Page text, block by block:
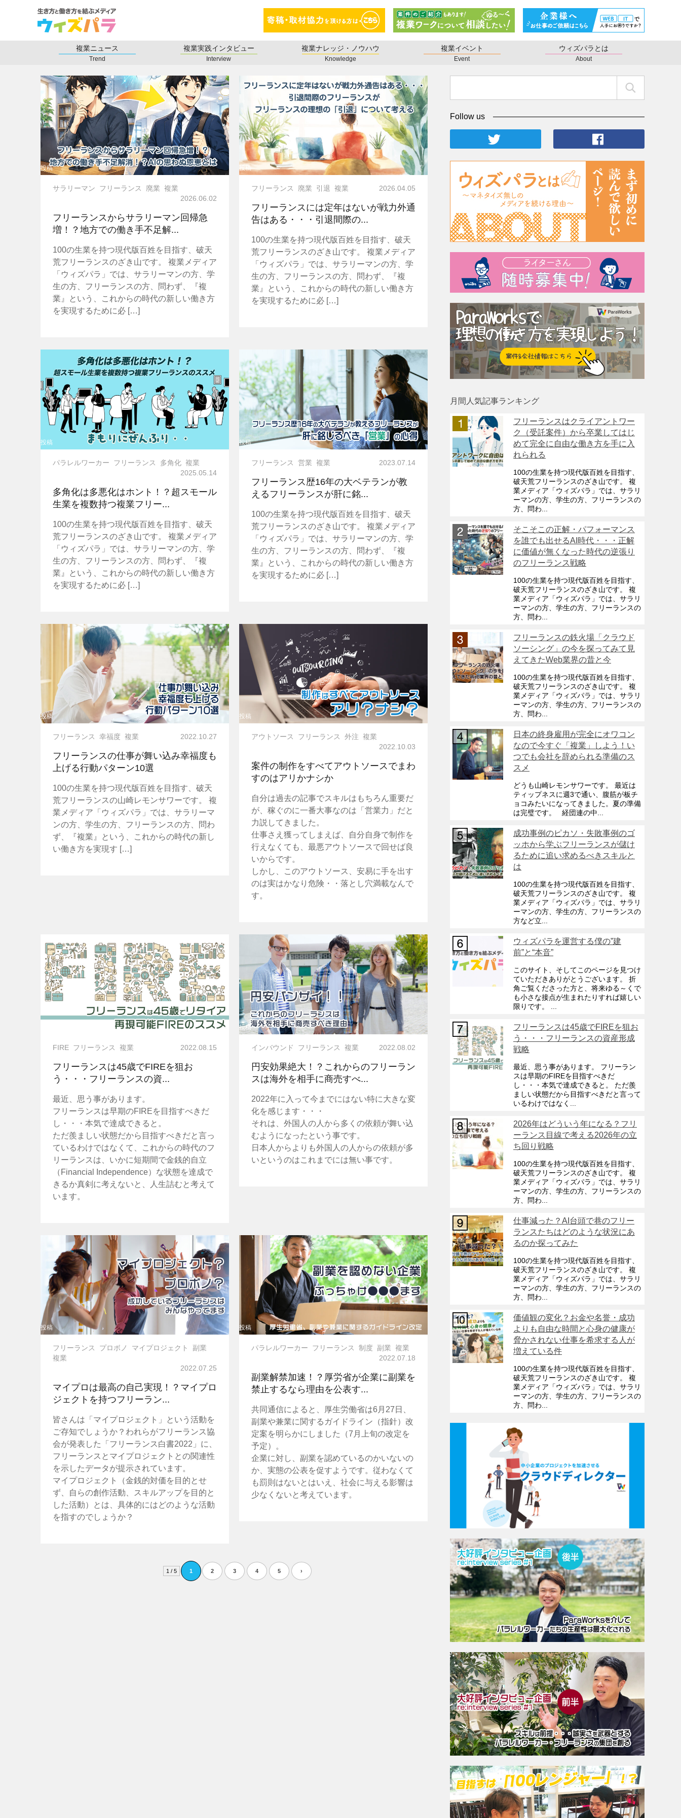
複業ニュース
Trend
複業実践インタビュー
Interview
複業ナレッジ・ノウハウ
Knowledge
複業イベント
Event
ウィズパラとは
About
投稿
サラリーマン フリーランス 廃業 複業
2026.06.02
フリーランスからサラリーマン回帰急
増！？地方での働き手不足解...
100の生業を持つ現代版百姓を目指す、破天
荒フリーランスのざき山です。 複業メディア
「ウィズパラ」では、サラリーマンの方、学
生の方、フリーランスの方、問わず、『複
業』という、これからの時代の新しい働き方
を実現するために必 […]
投稿
フリーランス 廃業 引退 複業 2026.04.05
フリーランスには定年はないが戦力外通
告はある・・・引退間際の...
100の生業を持つ現代版百姓を目指す、破天
荒フリーランスのざき山です。 複業メディア
「ウィズパラ」では、サラリーマンの方、学
生の方、フリーランスの方、問わず、『複
業』という、これからの時代の新しい働き方
を実現するために必 […]
投稿
パラレルワーカー フリーランス 多角化 複業
2025.05.14
多角化は多悪化はホント！？超スモール
生業を複数持つ複業フリー...
100の生業を持つ現代版百姓を目指す、破天
荒フリーランスのざき山です。 複業メディア
「ウィズパラ」では、サラリーマンの方、学
生の方、フリーランスの方、問わず、『複
業』という、これからの時代の新しい働き方
を実現するために必 […]
投稿
フリーランス 営業 複業 2023.07.14
フリーランス歴16年の大ベテランが教
えるフリーランスが肝に銘...
100の生業を持つ現代版百姓を目指す、破天
荒フリーランスのざき山です。 複業メディア
「ウィズパラ」では、サラリーマンの方、学
生の方、フリーランスの方、問わず、『複
業』という、これからの時代の新しい働き方
を実現するために必 […]
投稿
フリーランス 幸福度 複業 2022.10.27
フリーランスの仕事が舞い込み幸福度も
上げる行動パターン10選
100の生業を持つ現代版百姓を目指す、破天
荒フリーランスの山崎レモンサワーです。 複
業メディア「ウィズパラ」では、サラリーマ
ンの方、学生の方、フリーランスの方、問わ
ず、『複業』という、これからの時代の新し
い働き方を実現す […]
投稿
アウトソース フリーランス 外注 複業
2022.10.03
案件の制作をすべてアウトソースでまわ
すのはアリかナシか
自分は過去の記事でスキルはもちろん重要だ
が、稼ぐのに一番大事なのは「営業力」だと
力説してきました。
仕事さえ獲ってしまえば、自分自身で制作を
行えなくても、最悪アウトソースで回せば良
いからです。
しかし、このアウトソース、安易に手を出す
のは実はかなり危険・・落とし穴満載なんで
す。
FIRE フリーランス 複業 2022.08.15
フリーランスは45歳でFIREを狙お
う・・・フリーランスの資...
最近、思う事があります。
フリーランスは早期のFIREを目指すべきだ
し・・・本気で達成できると。
ただ羨ましい状態だから目指すべきだと言っ
ているわけではなくて、これからの時代のフ
リーランスは、いかに短期間で金銭的自立
（Financial Independence）な状態を達成で
きるか真剣に考えないと、人生詰むと考えて
います。
投稿
インバウンド フリーランス 複業 2022.08.02
円安効果絶大！？これからのフリーラン
スは海外を相手に商売すべ...
2022年に入って今までにはない特に大きな変
化を感じます・・・
それは、外国人の人から多くの依頼が舞い込
むようになったという事です。
日本人からよりも外国人の人からの依頼が多
いというのはこれまでには無い事です。
投稿
フリーランス プロボノ マイプロジェクト
副業
複業
2022.07.25
マイプロは最高の自己実現！？マイプロ
ジェクトを持つフリーラン...
皆さんは「マイプロジェクト」という活動を
ご存知でしょうか？われらがフリーランス協
会が発表した「フリーランス白書2022」に、
フリーランスとマイプロジェクトとの関連性
を示したデータが提示されています。
マイプロジェクト（金銭的対価を目的とせ
ず、自らの創作活動、スキルアップを目的と
した活動）とは、具体的にはどのような活動
を指すのでしょうか？
投稿
パラレルワーカー フリーランス 制度 副業 複業
2022.07.18
副業解禁加速！？厚労省が企業に副業を
禁止するなら理由を公表す...
共同通信によると、厚生労働省は6月27日、
副業や兼業に関するガイドライン（指針）改
定案を明らかにしました（7月上旬の改定を
予定）。
企業に対し、副業を認めているのかいないの
か、実態の公表を促すようです。従わなくて
も罰則はないとはいえ、社会に与える影響は
少なくないと考えています。
1 / 5 1 2 3 4 5 ›
Follow us
月間人気記事ランキング
フリーランスはクライアントワー
ク（受託案件）から卒業してはじ
めて完全に自由な働き方を手に入
れられる
100の生業を持つ現代版百姓を目指す、
破天荒フリーランスのざき山です。 複
業メディア「ウィズパラ」では、サラリ
ーマンの方、学生の方、フリーランスの
方、問わ...
そこそこの正解・パフォーマンス
を誰でも出せるAI時代・・・正解
に価値が無くなった時代の逆張り
のフリーランス戦略
100の生業を持つ現代版百姓を目指す、
破天荒フリーランスのざき山です。 複
業メディア「ウィズパラ」では、サラリ
ーマンの方、学生の方、フリーランスの
方、問わ...
フリーランスの鉄火場「クラウド
ソーシング」の今を探ってみて見
えてきたWeb業界の昔と今
100の生業を持つ現代版百姓を目指す、
破天荒フリーランスのざき山です。 複
業メディア「ウィズパラ」では、サラリ
ーマンの方、学生の方、フリーランスの
方、問わ...
日本の終身雇用が完全にオワコン
なので今すぐ「複業」しよう！い
つでも会社を辞められる準備のス
スメ
どうも山崎レモンサワーです。 最近は
ティップネスに週3で通い、腹筋が板チ
ョコみたいになってきました。夏の準備
は完璧です。 経団連の中...
成功事例のピカソ・失敗事例のゴ
ッホから学ぶフリーランスが儲け
るために追い求めるべきスキルと
は
100の生業を持つ現代版百姓を目指す、
破天荒フリーランスのざき山です。 複
業メディア「ウィズパラ」では、サラリ
ーマンの方、学生の方、フリーランスの
方など立...
ウィズパラを運営する僕の”建
前”と“本音”
このサイト、そしてこのページを見つけ
ていただきありがとうございます。 折
角ご覧くださった方と、将来ゆる～くで
も小さな接点が生まれたりすれば嬉しい
限りです。 ...
フリーランスは45歳でFIREを狙お
う・・・フリーランスの資産形成
戦略
最近、思う事があります。 フリーラン
スは早期のFIREを目指すべきだ
し・・・本気で達成できると。 ただ羨
ましい状態だから目指すべきだと言って
いるわけではなく...
2026年はどういう年になる？フリ
ーランス目線で考える2026年の立
ち回り戦略
100の生業を持つ現代版百姓を目指す、
破天荒フリーランスのざき山です。 複
業メディア「ウィズパラ」では、サラリ
ーマンの方、学生の方、フリーランスの
方、問わ...
仕事減った？AI台頭で巷のフリー
ランスたちはどのような状況にあ
るのか探ってみた
100の生業を持つ現代版百姓を目指す、
破天荒フリーランスのざき山です。 複
業メディア「ウィズパラ」では、サラリ
ーマンの方、学生の方、フリーランスの
方、問わ...
価値観の変化？お金や名誉・成功
よりも自由な時間と心身の健康が
脅かされない仕事を希求する人が
増えている件
100の生業を持つ現代版百姓を目指す、
破天荒フリーランスのざき山です。 複
業メディア「ウィズパラ」では、サラリ
ーマンの方、学生の方、フリーランスの
方、問わ...